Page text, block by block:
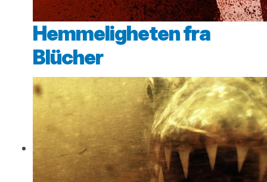
Hemmeligheten fra
Blücher